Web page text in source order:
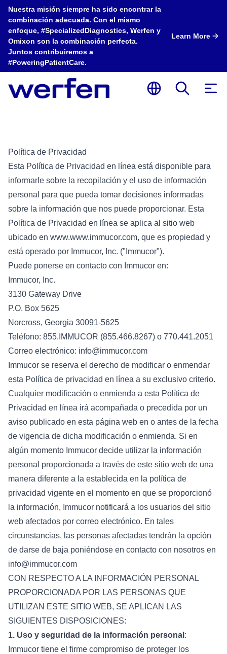
Nuestra misión siempre ha sido encontrar la
combinación adecuada. Con el mismo
enfoque, #SpecializedDiagnostics, Werfen y
Omixon son la combinación perfecta.
Juntos contribuiremos a
#PoweringPatientCare.
Learn More
Política de Privacidad
Esta Política de Privacidad en línea está disponible para
informarle sobre la recopilación y el uso de información
personal para que pueda tomar decisiones informadas
sobre la información que nos puede proporcionar. Esta
Política de Privacidad en línea se aplica al sitio web
ubicado en www.www.immucor.com, que es propiedad y
está operado por Immucor, Inc. ("Immucor").
Puede ponerse en contacto con Immucor en:
Immucor, Inc.
3130 Gateway Drive
P.O. Box 5625
Norcross, Georgia 30091-5625
Teléfono: 855.IMMUCOR (855.466.8267) o 770.441.2051
Correo electrónico: info@immucor.com
Immucor se reserva el derecho de modificar o enmendar
esta Política de privacidad en línea a su exclusivo criterio.
Cualquier modificación o enmienda a esta Política de
Privacidad en línea irá acompañada o precedida por un
aviso publicado en esta página web en o antes de la fecha
de vigencia de dicha modificación o enmienda. Si en
algún momento Immucor decide utilizar la información
personal proporcionada a través de este sitio web de una
manera diferente a la establecida en la política de
privacidad vigente en el momento en que se proporcionó
la información, Immucor notificará a los usuarios del sitio
web afectados por correo electrónico. En tales
circunstancias, las personas afectadas tendrán la opción
de darse de baja poniéndose en contacto con nosotros en
info@immucor.com
CON RESPECTO A LA INFORMACIÓN PERSONAL
PROPORCIONADA POR LAS PERSONAS QUE
UTILIZAN ESTE SITIO WEB, SE APLICAN LAS
SIGUIENTES DISPOSICIONES:
1. Uso y seguridad de la información personal :
Immucor tiene el firme compromiso de proteger los